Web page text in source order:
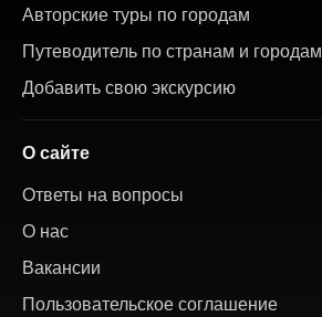
Авторские туры по городам
Путеводитель по странам и городам
Добавить свою экскурсию
О сайте
Ответы на вопросы
О нас
Вакансии
Пользовательское соглашение